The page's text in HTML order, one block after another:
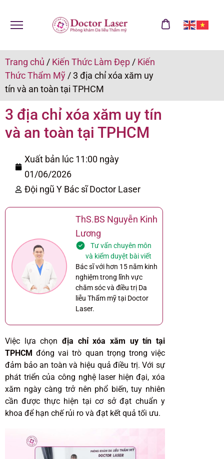
Trang chủ / Kiến Thức Làm Đẹp / Kiến
Thức Thẩm Mỹ /3 địa chỉ xóa xăm uy
tín và an toàn tại TPHCM
3 địa chỉ xóa xăm uy tín
và an toàn tại TPHCM
Xuất bản lúc 11:00 ngày
01/06/2026
Đội ngũ Y Bác sĩ Doctor Laser
ThS.BS Nguyễn Kinh
Lương
Tư vấn chuyên môn
và kiểm duyệt bài viết
Bác sĩ với hơn 15 năm kinh
nghiệm trong lĩnh vực
chăm sóc và điều trị Da
liễu Thẩm mỹ tại Doctor
Laser.
Việc lựa chọn địa chỉ xóa xăm uy tín tại
TPHCM đóng vai trò quan trọng trong việc
đảm bảo an toàn và hiệu quả điều trị. Với sự
phát triển của công nghệ laser hiện đại, xóa
xăm ngày càng trở nên phổ biến, tuy nhiên
cần được thực hiện tại cơ sở đạt chuẩn y
khoa để hạn chế rủi ro và đạt kết quả tối ưu.